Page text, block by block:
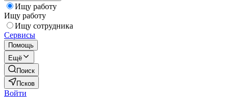
Ищу работу
Ищу работу
Ищу сотрудника
Сервисы
Помощь
Ещё
Поиск
Псков
Войти